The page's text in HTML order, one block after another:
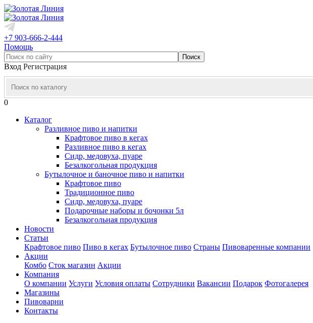
+7 903-666-2-444
Помощь
Вход Регистрация
0
Каталог
Разливное пиво и напитки
Крафтовое пиво в кегах
Разливное пиво в кегах
Сидр, медовуха, пуаре
Безалкогольная продукция
Бутылочное и баночное пиво и напитки
Крафтовое пиво
Традиционное пиво
Сидр, медовуха, пуаре
Подарочные наборы и бочонки 5л
Безалкогольная продукция
Новости
Статьи
Крафтовое пиво Пиво в кегах Бутылочное пиво Страны Пивоваренные компании
Акции
Комбо Сток магазин Акции
Компания
О компании Услуги Условия оплаты Сотрудники Вакансии Подарок Фотогалерея
Магазины
Пивоварни
Контакты